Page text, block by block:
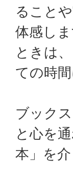
ること
体感し
ときは
ての時間
ブック
と心を
本」を